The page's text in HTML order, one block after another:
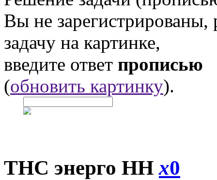
Вы не
задачу на картинке,
введите ответ прописью
(обновить картинку).
ТНС энерго ННx0